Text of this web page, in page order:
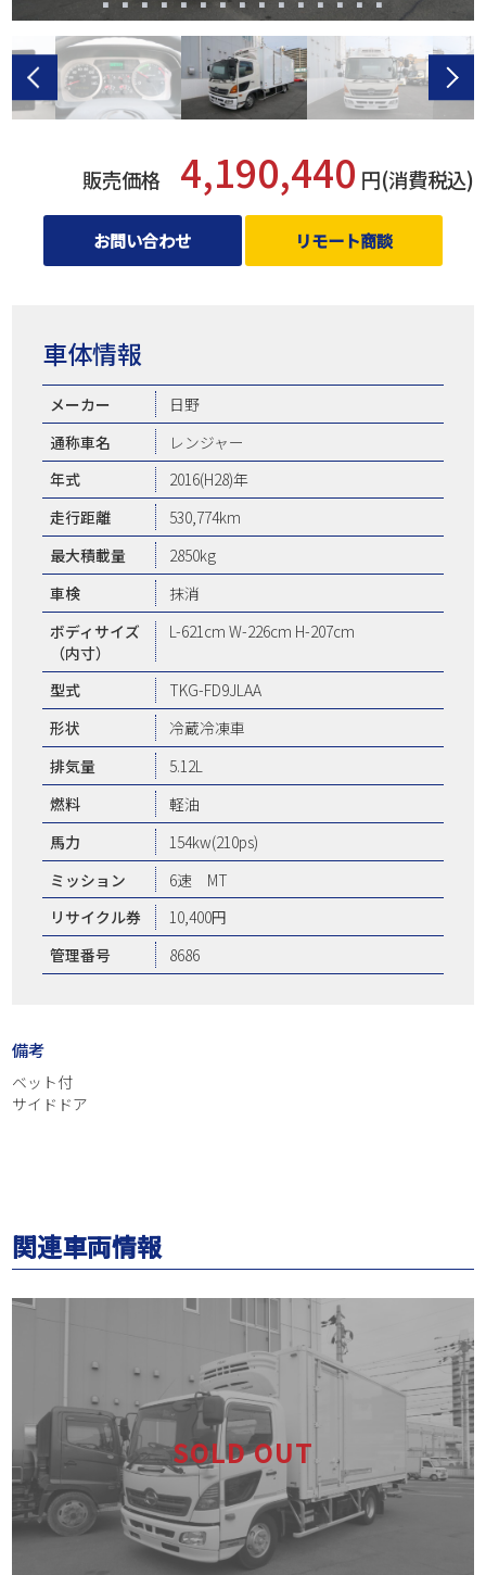
販売価格 4,190,440 円(消費税込)
お問い合わせ リモート商談
車体情報
メーカー
日野
通称車名
レンジャー
年式
2016(H28)年
走行距離
530,774km
最大積載量
2850kg
車検
抹消
ボディサイズ
（内寸）
L-621cm W-226cm H-207cm
型式
TKG-FD9JLAA
形状
冷蔵冷凍車
排気量
5.12L
燃料
軽油
馬力
154kw(210ps)
ミッション
6速 MT
リサイクル券
10,400円
管理番号
8686
備考
ベット付
サイドドア
関連車両情報